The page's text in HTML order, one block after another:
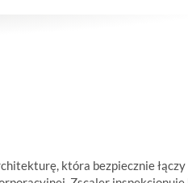
która bezpiecznie łączy